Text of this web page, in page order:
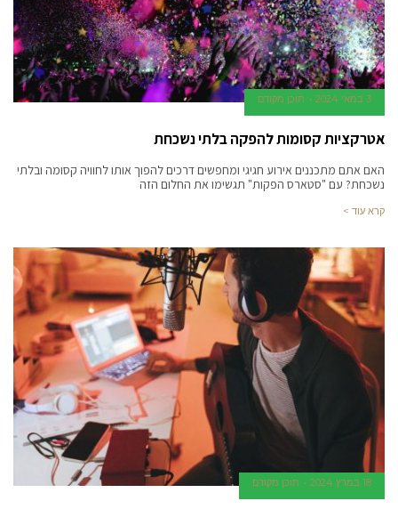
3 במאי 2024 תוכן מקודם
אטרקציות קסומות להפקה בלתי נשכחת
האם אתם מתכננים אירוע חגיגי ומחפשים דרכים להפוך אותו לחוויה קסומה ובלתי
נשכחת? עם "סטארס הפקות" תגשימו את החלום הזה
קרא עוד >
18 במרץ 2024 תוכן מקודם